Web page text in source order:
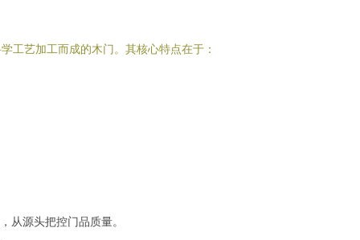
工艺加工而成的木门。其核心特点在于：
从源头把控门品质量。